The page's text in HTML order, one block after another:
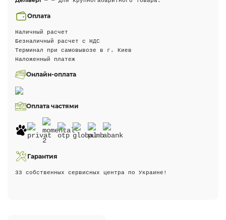
Оплата
Наличный расчет
Безналичный расчет с НДС
Терминал при самовывозе в г. Киев
Наложенный платеж
Онлайн-оплата
Оплата частями
Гарантия
33 собственных сервисных центра по Украине!